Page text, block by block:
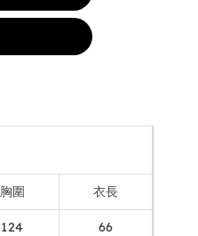
胸圍 衣長
124 66